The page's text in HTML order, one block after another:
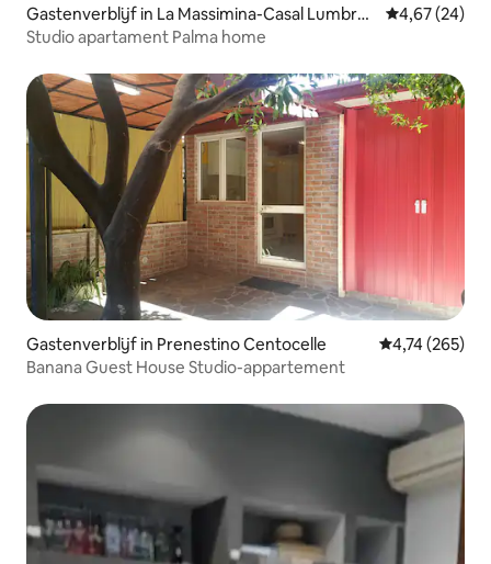
Gastenverblijf in La Massimina-Casal Lumbros
o
Gemiddelde
4,67 (24)
Studio apartament Palma home
Gastenverblijf in Prenestino Centocelle Gemiddelde
4,74 (265)
Banana Guest House Studio-appartement